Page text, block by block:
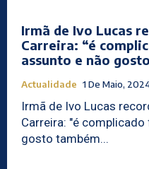
Irmã de Ivo Lucas
Carreira: “é
assunto e não
Actualidade 1 De Maio,
Irmã de Ivo Lucas
Carreira: "é
gosto também...